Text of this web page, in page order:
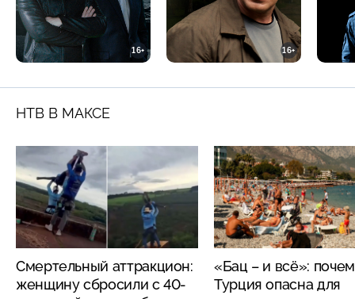
16+ 16+
НТВ В МАКСЕ
Смертельный аттракцион:
женщину сбросили с 40-
«Бац – и всё»:
Турция опасна для